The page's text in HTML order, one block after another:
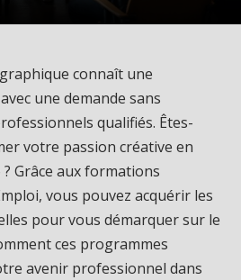
connaît une
une demande sans
qualifiés. Êtes-
votre passion créative en
Grâce aux formations
vous pouvez acquérir les
pour vous démarquer sur le
ces programmes
avenir professionnel dans